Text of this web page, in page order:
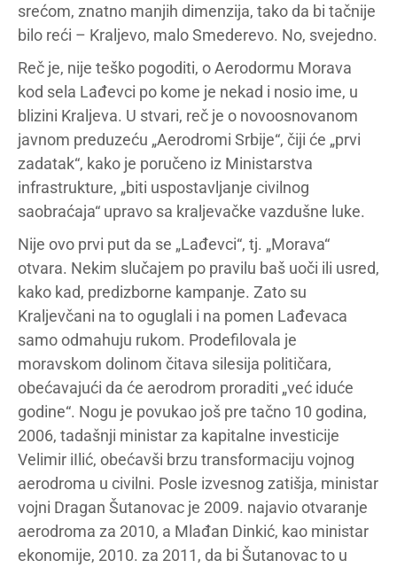
srećom, znatno manjih dimenzija, tako da bi tačnije
bilo reći – Kraljevo, malo Smederevo. No, svejedno.
Reč je, nije teško pogoditi, o Aerodormu Morava
kod sela Lađevci po kome je nekad i nosio ime, u
blizini Kraljeva. U stvari, reč je o novoosnovanom
javnom preduzeću „Aerodromi Srbije“, čiji će „prvi
zadatak“, kako je poručeno iz Ministarstva
infrastrukture, „biti uspostavljanje civilnog
saobraćaja“ upravo sa kraljevačke vazdušne luke.
Nije ovo prvi put da se „Lađevci“, tj. „Morava“
otvara. Nekim slučajem po pravilu baš uoči ili usred,
kako kad, predizborne kampanje. Zato su
Kraljevčani na to oguglali i na pomen Lađevaca
samo odmahuju rukom. Prodefilovala je
moravskom dolinom čitava silesija političara,
obećavajući da će aerodrom proraditi „već iduće
godine“. Nogu je povukao još pre tačno 10 godina,
2006, tadašnji ministar za kapitalne investicije
Velimir iIlić, obećavši brzu transformaciju vojnog
aerodroma u civilni. Posle izvesnog zatišja, ministar
vojni Dragan Šutanovac je 2009. najavio otvaranje
aerodroma za 2010, a Mlađan Dinkić, kao ministar
ekonomije, 2010. za 2011, da bi Šutanovac to u